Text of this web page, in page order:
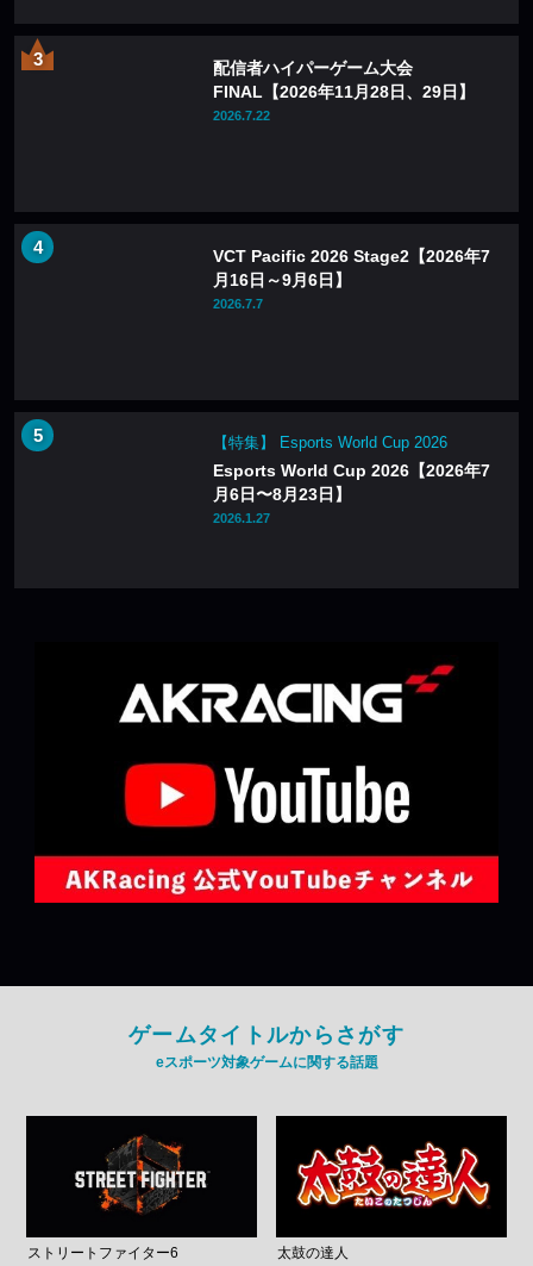
配信者ハイパーゲーム大会
FINAL【2026年11月28日、29日】
2026.7.22
VCT Pacific 2026 Stage2【2026年7
月16日～9月6日】
2026.7.7
【特集】 Esports World Cup 2026
Esports World Cup 2026【2026年7
月6日〜8月23日】
2026.1.27
ゲームタイトルからさがす
eスポーツ対象ゲームに関する話題
ストリートファイター6 太鼓の達人